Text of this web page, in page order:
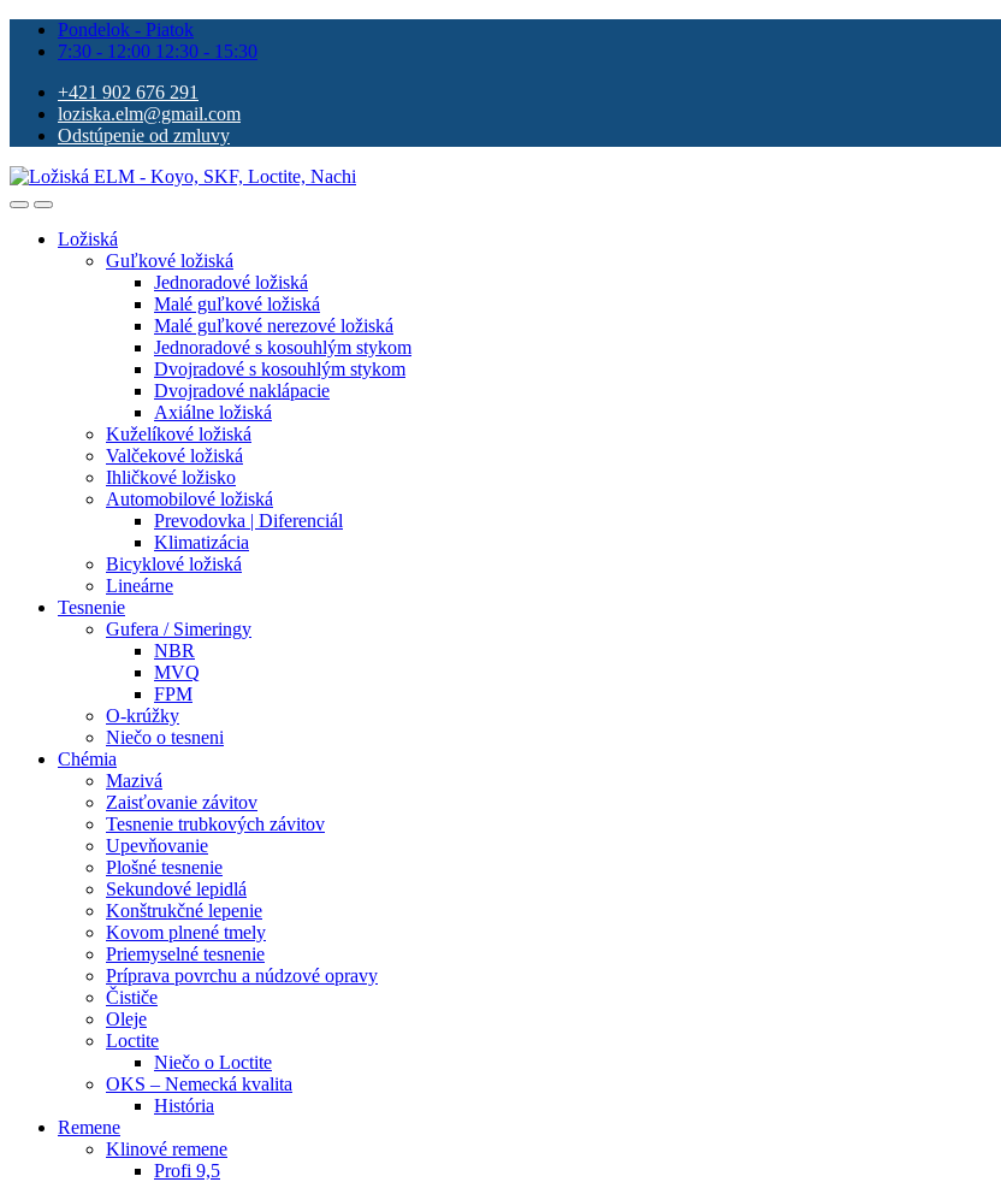
Pondelok - Piatok
7:30 - 12:00 12:30 - 15:30
+421 902 676 291
loziska.elm@gmail.com
Odstúpenie od zmluvy
Ložiská
Guľkové ložiská
Jednoradové ložiská
Malé guľkové ložiská
Malé guľkové nerezové ložiská
Jednoradové s kosouhlým stykom
Dvojradové s kosouhlým stykom
Dvojradové naklápacie
Axiálne ložiská
Kuželíkové ložiská
Valčekové ložiská
Ihličkové ložisko
Automobilové ložiská
Prevodovka | Diferenciál
Klimatizácia
Bicyklové ložiská
Lineárne
Tesnenie
Gufera / Simeringy
NBR
MVQ
FPM
O-krúžky
Niečo o tesneni
Chémia
Mazivá
Zaisťovanie závitov
Tesnenie trubkových závitov
Upevňovanie
Plošné tesnenie
Sekundové lepidlá
Konštrukčné lepenie
Kovom plnené tmely
Priemyselné tesnenie
Príprava povrchu a núdzové opravy
Čističe
Oleje
Loctite
Niečo o Loctite
OKS – Nemecká kvalita
História
Remene
Klinové remene
Profi 9,5